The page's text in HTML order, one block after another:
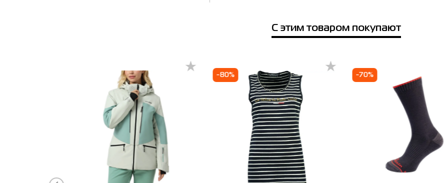
🔸 ТЦ Gorodok Gallery
г. Київ, просп. С. Бандеры, 23А (2-й этаж)
График работы: 10:00 - 20:00
С этим товаром покупают
-80% -70%